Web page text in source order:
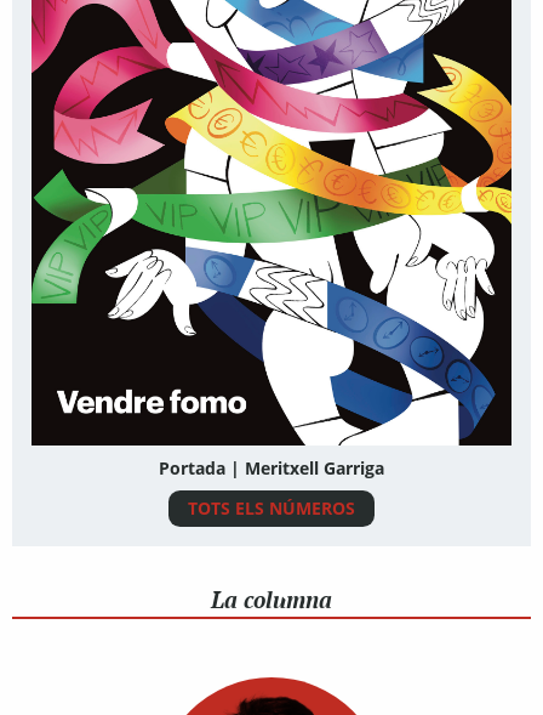
Portada | Meritxell Garriga
TOTS ELS NÚMEROS
La columna